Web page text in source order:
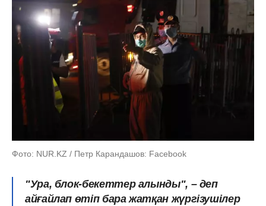
Фото: NUR.KZ / Петр Карандашов: Facebook
"Ура, блок-бекеттер алынды", – деп
айғайлап өтіп бара жатқан жүргізушілер